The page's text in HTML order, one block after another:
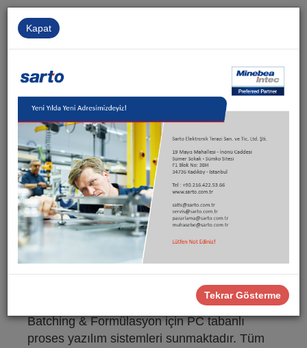
İletişim
Kapat
Tekrar Gösterme
Sarto Ürünler Proses Yazılımları
Proses Yazılımları
Minebea Intec, İstatistiksel Proses Kontrolü ve
Batching & Formülasyon için PC tabanlı
proses yazılım sistemleri sunmaktadır. Tüm